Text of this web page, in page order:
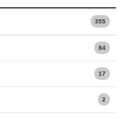
355
84
17
2